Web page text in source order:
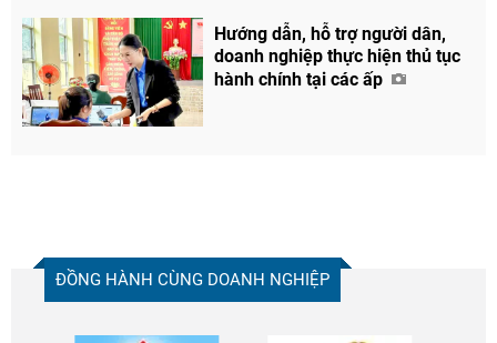
Hướng dẫn, hỗ trợ người dân,
doanh nghiệp thực hiện thủ tục
hành chính tại các ấp
ĐỒNG HÀNH CÙNG DOANH NGHIỆP